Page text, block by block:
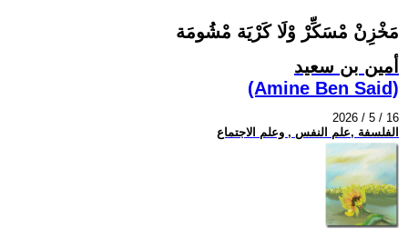
مَخْزِنْ مْسَكِّرْ وْلَا كَرْيَة مْشُومَة
أمين بن سعيد
(Amine Ben Said)
2026 / 5 / 16
الفلسفة ,علم النفس , وعلم الاجتماع